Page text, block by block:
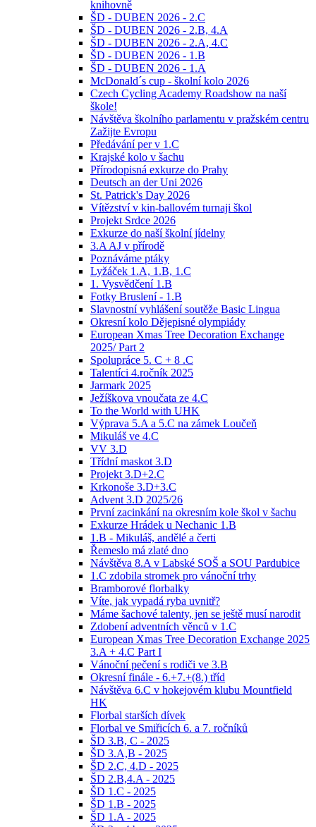
knihovně
ŠD - DUBEN 2026 - 2.C
ŠD - DUBEN 2026 - 2.B, 4.A
ŠD - DUBEN 2026 - 2.A, 4.C
ŠD - DUBEN 2026 - 1.B
ŠD - DUBEN 2026 - 1.A
McDonald´s cup - školní kolo 2026
Czech Cycling Academy Roadshow na naší
škole!
Návštěva školního parlamentu v pražském centru
Zažijte Evropu
Předávání per v 1.C
Krajské kolo v šachu
Přírodopisná exkurze do Prahy
Deutsch an der Uni 2026
St. Patrick's Day 2026
Vítězství v kin-ballovém turnaji škol
Projekt Srdce 2026
Exkurze do naší školní jídelny
3.A AJ v přírodě
Poznáváme ptáky
Lyžáček 1.A, 1.B, 1.C
1. Vysvědčení 1.B
Fotky Bruslení - 1.B
Slavnostní vyhlášení soutěže Basic Lingua
Okresní kolo Dějepisné olympiády
European Xmas Tree Decoration Exchange
2025/ Part 2
Spolupráce 5. C + 8 .C
Talentíci 4.ročník 2025
Jarmark 2025
Ježíškova vnoučata ze 4.C
To the World with UHK
Výprava 5.A a 5.C na zámek Loučeň
Mikuláš ve 4.C
VV 3.D
Třídní maskot 3.D
Projekt 3.D+2.C
Krkonoše 3.D+3.C
Advent 3.D 2025/26
První zacinkání na okresním kole škol v šachu
Exkurze Hrádek u Nechanic 1.B
1.B - Mikuláš, andělé a čerti
Řemeslo má zlaté dno
Návštěva 8.A v Labské SOŠ a SOU Pardubice
1.C zdobila stromek pro vánoční trhy
Bramborové florbalky
Víte, jak vypadá ryba uvnitř?
Máme šachové talenty, jen se ještě musí narodit
Zdobení adventních věnců v 1.C
European Xmas Tree Decoration Exchange 2025
3.A + 4.C Part I
Vánoční pečení s rodiči ve 3.B
Okresní finále - 6.+7.+(8.) tříd
Návštěva 6.C v hokejovém klubu Mountfield
HK
Florbal starších dívek
Florbal ve Smiřicích 6. a 7. ročníků
ŠD 3.B, C - 2025
ŠD 3.A,B - 2025
ŠD 2.C, 4.D - 2025
ŠD 2.B,4.A - 2025
ŠD 1.C - 2025
ŠD 1.B - 2025
ŠD 1.A - 2025